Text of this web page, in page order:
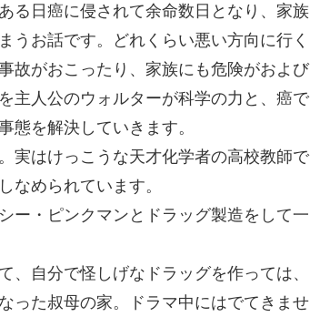
る日癌に侵されて余命数日となり、家族
うお話です。どれくらい悪い方向に行く
故がおこったり、家族にも危険がおよび
主人公のウォルターが科学の力と、癌で
態を解決していきます。
実はけっこうな天才化学者の高校教師で
なめられています。
ー・ピンクマンとドラッグ製造をして一
自分で怪しげなドラッグを作っては、
った叔母の家。ドラマ中にはでてきませ